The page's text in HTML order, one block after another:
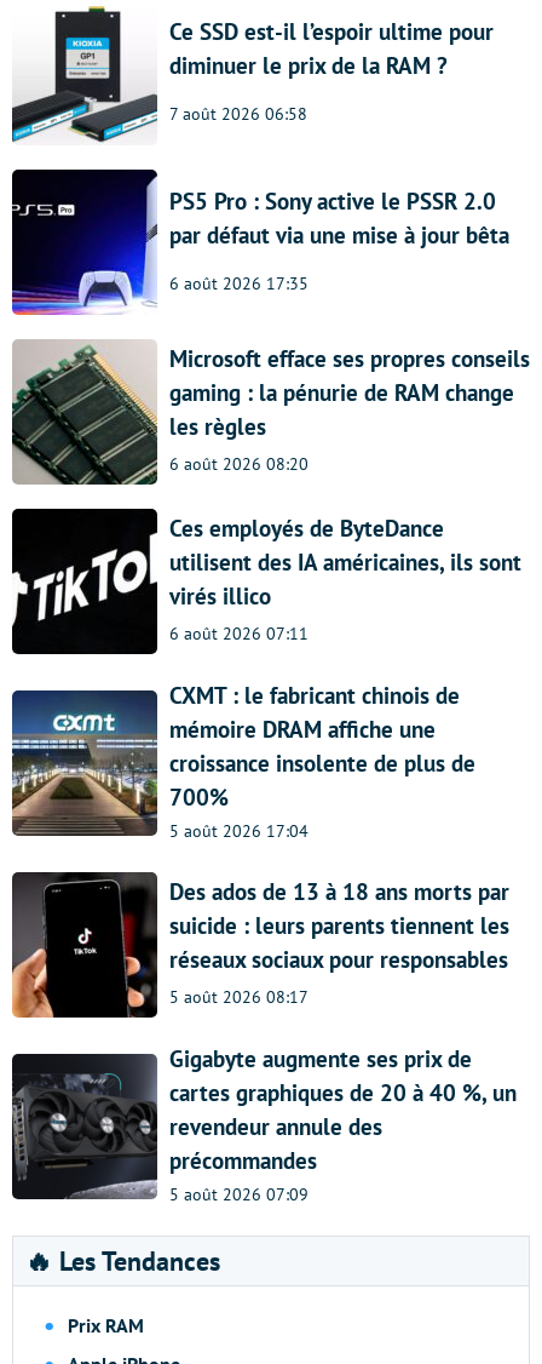
Ce SSD est-il l’espoir ultime pour
diminuer le prix de la RAM ?
7 août 2026 06:58
PS5 Pro : Sony active le PSSR 2.0
par défaut via une mise à jour bêta
6 août 2026 17:35
Microsoft efface ses propres conseils
gaming : la pénurie de RAM change
les règles
6 août 2026 08:20
Ces employés de ByteDance
utilisent des IA américaines, ils sont
virés illico
6 août 2026 07:11
CXMT : le fabricant chinois de
mémoire DRAM affiche une
croissance insolente de plus de
700%
5 août 2026 17:04
Des ados de 13 à 18 ans morts par
suicide : leurs parents tiennent les
réseaux sociaux pour responsables
5 août 2026 08:17
Gigabyte augmente ses prix de
cartes graphiques de 20 à 40 %, un
revendeur annule des
précommandes
5 août 2026 07:09
🔥 Les Tendances
Prix RAM